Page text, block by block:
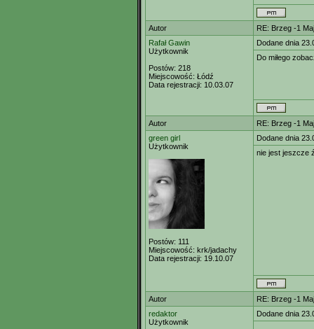
Autor
RE: Brzeg -1
Rafał Gawin
Użytkownik
Postów: 218
Miejscowość: Łódź
Data rejestracji: 10.03.07
Dodane dnia
Do miłego
Autor
RE: Brzeg -1
green girl
Użytkownik
Postów: 111
Miejscowość: krk/jadachy
Data rejestracji: 19.10.07
Dodane dnia
nie jest jeszcze
Autor
RE: Brzeg -1
redaktor
Użytkownik
Dodane dnia